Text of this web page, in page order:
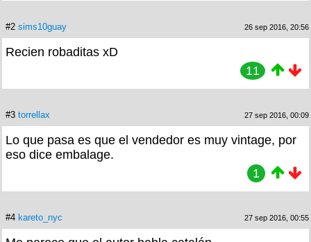
#2 sims10guay 26 sep 2016, 20:56
Recien robaditas xD
11
#3 torrellax 27 sep 2016, 00:09
Lo que pasa es que el vendedor es muy vintage, por
eso dice embalage.
1
#4 kareto_nyc 27 sep 2016, 00:55